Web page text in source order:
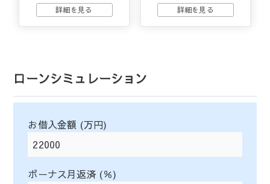
ローンシミュレーション
お借入金額 (万円)
ボーナス月返済 (％)